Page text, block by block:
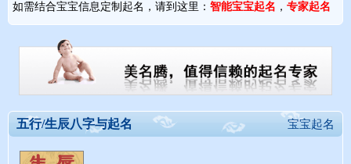
如需结合宝宝信息定制起名，请到这里： 智能宝宝起名 ， 专家起名
宝宝起名
五行/生辰八字与起名